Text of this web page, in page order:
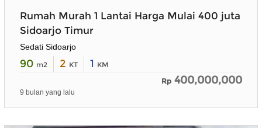
Rumah Murah 1 Lantai Harga Mulai 400 juta
Sidoarjo Timur
Sedati Sidoarjo
90 m2 2 KT 1 KM
Rp 400,000,000
9 bulan yang lalu